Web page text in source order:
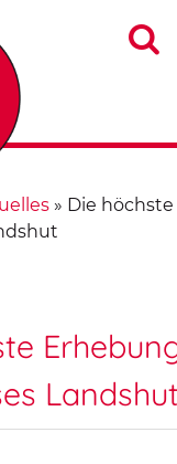

» Die
Landshut